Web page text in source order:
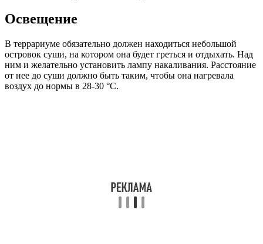
Освещение
В террариуме обязательно должен находиться небольшой
островок суши, на котором она будет греться и отдыхать. Над
ним и желательно установить лампу накаливания. Расстояние
от нее до суши должно быть таким, чтобы она нагревала
воздух до нормы в 28-30 °С.